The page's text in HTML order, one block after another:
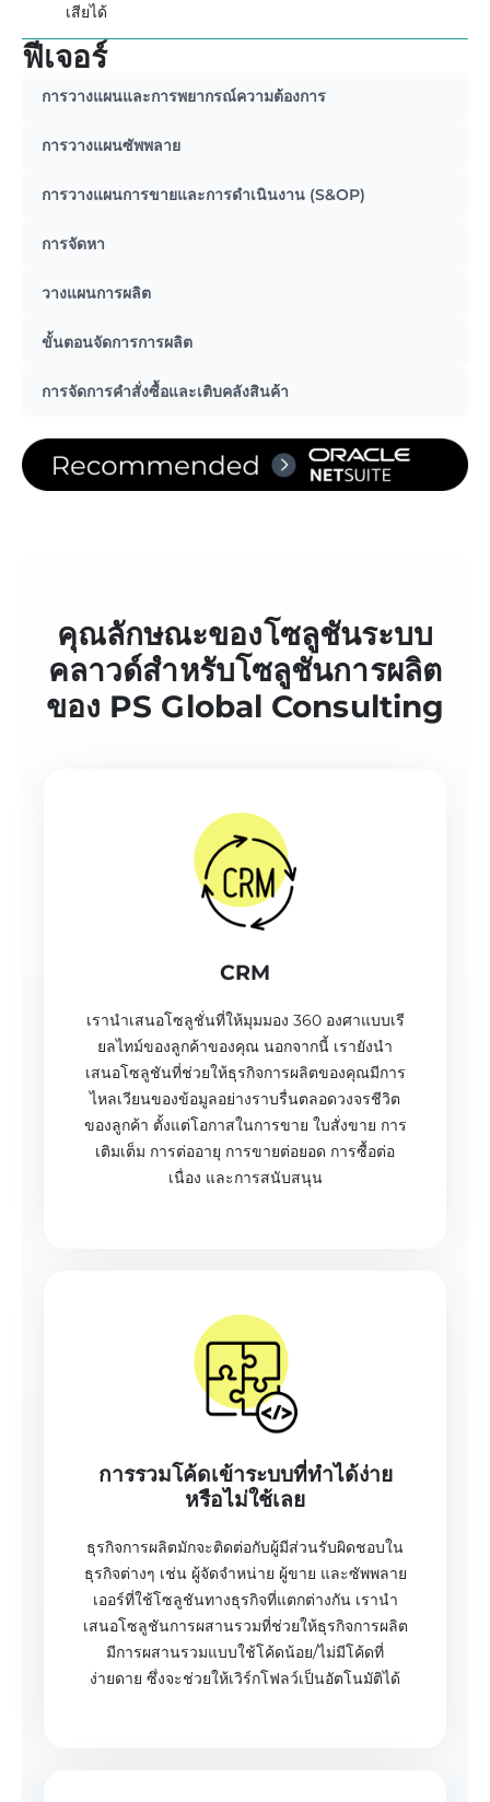
เสียได้
ฟีเจอร์
การวางแผนและการพยากรณ์ความต้องการ
การวางแผนซัพพลาย
การวางแผนการขายและการดำเนินงาน (S&OP)
การจัดหา
วางแผนการผลิต
ขั้นตอนจัดการการผลิต
การจัดการคำสั่งซื้อและเติบคลังสินค้า
คุณลักษณะของโซลูชันระบบ
คลาวด์สำหรับโซลูชันการผลิต
ของ PS Global Consulting
CRM
เรานำเสนอโซลูชั่นที่ให้มุมมอง 360 องศาแบบเรี
ยลไทม์ของลูกค้าของคุณ นอกจากนี้ เรายังนำ
เสนอโซลูชันที่ช่วยให้ธุรกิจการผลิตของคุณมีการ
ไหลเวียนของข้อมูลอย่างราบรื่นตลอดวงจรชีวิต
ของลูกค้า ตั้งแต่โอกาสในการขาย ใบสั่งขาย การ
เติมเต็ม การต่ออายุ การขายต่อยอด การซื้อต่อ
เนื่อง และการสนับสนุน
การรวมโค้ดเข้าระบบที่ทำได้ง่าย
หรือไม่ใช้เลย
ธุรกิจการผลิตมักจะติดต่อกับผู้มีส่วนรับผิดชอบใน
ธุรกิจต่างๆ เช่น ผู้จัดจำหน่าย ผู้ขาย และซัพพลาย
เออร์ที่ใช้โซลูชันทางธุรกิจที่แตกต่างกัน เรานำ
เสนอโซลูชันการผสานรวมที่ช่วยให้ธุรกิจการผลิต
มีการผสานรวมแบบใช้โค้ดน้อย/ไม่มีโค้ดที่
ง่ายดาย ซึ่งจะช่วยให้เวิร์กโฟลว์เป็นอัตโนมัติได้